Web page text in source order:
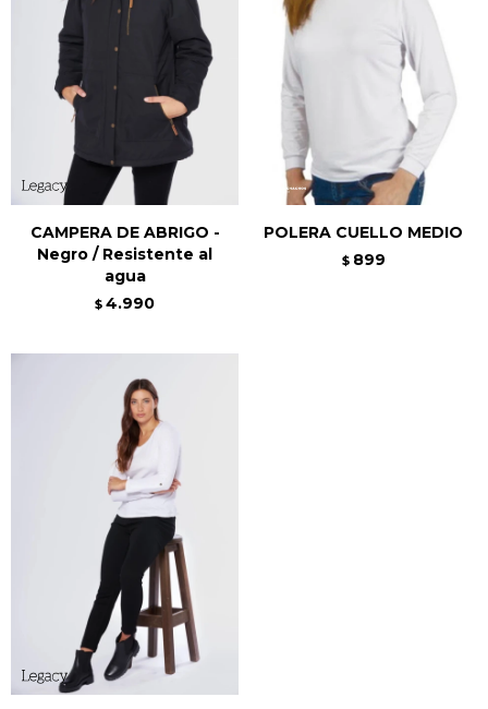
CAMPERA DE ABRIGO -
Negro / Resistente al
agua
$ 4.990
POLERA CUELLO MEDIO
$ 899